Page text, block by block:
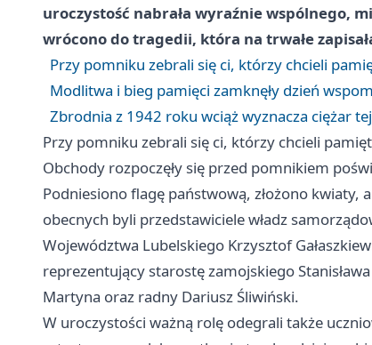
uroczystość nabrała wyraźnie wspólnego,
wrócono do tragedii, która na trwałe
Przy pomniku zebrali się ci, którzy chcieli
Modlitwa i bieg pamięci zamknęły dzień
Zbrodnia z 1942 roku wciąż wyznacza ciężar
Przy pomniku zebrali się ci, którzy chcieli
Obchody rozpoczęły się przed pomnikiem
Podniesiono flagę państwową, złożono
obecnych byli przedstawiciele władz
Województwa Lubelskiego Krzysztof
reprezentujący starostę zamojskiego
Martyna oraz radny Dariusz Śliwiński.
W uroczystości ważną rolę odegrali także